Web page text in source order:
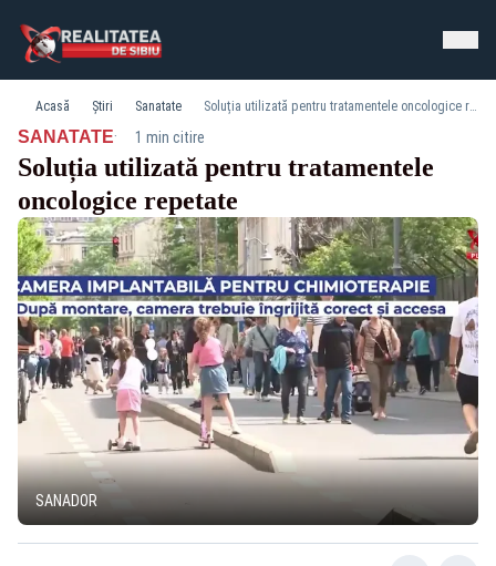
Acasă Știri Sanatate Soluția utilizată pentru tratamentele oncologice repetate
SANATATE· 1 min citire
Soluția utilizată pentru tratamentele
oncologice repetate
SANADOR